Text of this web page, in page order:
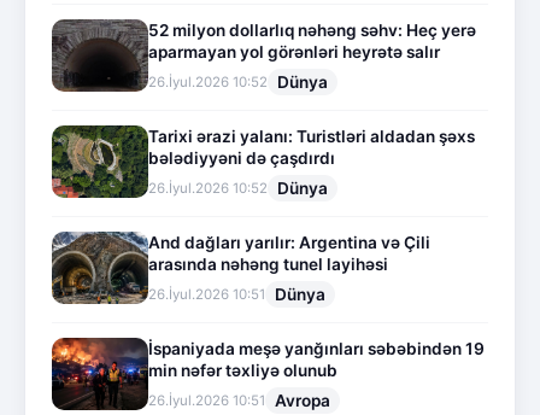
52 milyon dollarlıq nəhəng səhv: Heç yerə
aparmayan yol görənləri heyrətə salır
26.İyul.2026 10:52 Dünya
Tarixi ərazi yalanı: Turistləri aldadan şəxs
bələdiyyəni də çaşdırdı
26.İyul.2026 10:52 Dünya
And dağları yarılır: Argentina və Çili
arasında nəhəng tunel layihəsi
26.İyul.2026 10:51 Dünya
İspaniyada meşə yanğınları səbəbindən 19
min nəfər təxliyə olunub
26.İyul.2026 10:51 Avropa